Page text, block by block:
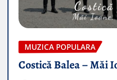
MUZICA POPULARA
Costică Balea – Măi